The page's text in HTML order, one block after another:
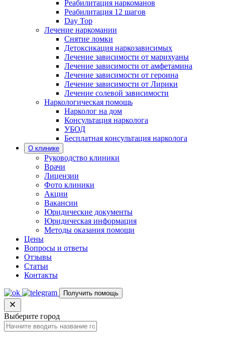
Реабилитация наркоманов
Реабилитация 12 шагов
Day Top
Лечение наркомании
Снятие ломки
Детоксикация наркозависимых
Лечение зависимости от марихуаны
Лечение зависимости от амфетамина
Лечение зависимости от героина
Лечение зависимости от Лирики
Лечение солевой зависимости
Наркологическая помощь
Нарколог на дом
Консультация нарколога
УБОД
Бесплатная консультация нарколога
О клинике
Руководство клиники
Врачи
Лицензии
Фото клиники
Акции
Вакансии
Юридические документы
Юридическая информация
Методы оказания помощи
Цены
Вопросы и ответы
Отзывы
Статьи
Контакты
Получить помощь
Выберите город